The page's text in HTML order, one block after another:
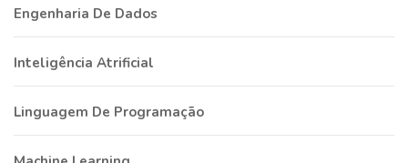
Engenharia De Dados
Inteligência Atrificial
Linguagem De Programação